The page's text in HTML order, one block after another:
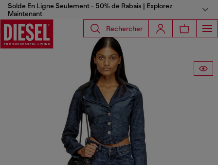
Solde En Ligne Seulement - 50% de Rabais | Explorez
Maintenant
Rechercher